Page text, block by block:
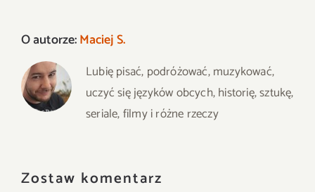
O autorze:Maciej S.
Lubię pisać, podróżować, muzykować,
uczyć się języków obcych, historię, sztukę,
seriale, filmy i różne rzeczy
Zostaw komentarz